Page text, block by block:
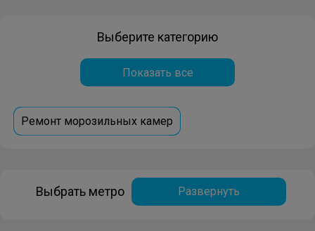
Выберите категорию
Показать все
Ремонт морозильных камер
Выбрать метро Развернуть